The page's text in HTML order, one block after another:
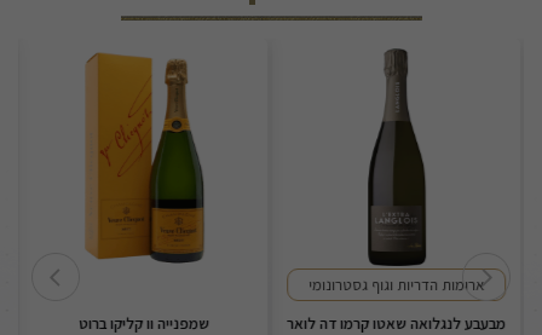
ארומות הדריות וגוף גסטרונומי
מבעבע לנגלואה שאטו קרמו דה לואר
שמפנייה וו קליקו ברוט